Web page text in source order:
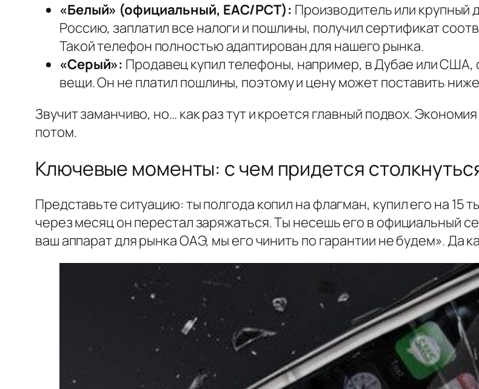
«Белый» (официальный, ЕАС/РСТ): Производитель или крупный
Россию, заплатил все налоги и пошлины, получил сертификат
Такой телефон полностью адаптирован для нашего рынка.
«Серый»: Продавец купил телефоны, например, в Дубае или США,
вещи. Он не платил пошлины, поэтому и цену может поставить
Звучит заманчиво, но… как раз тут и кроется главный подвох.
потом.
Ключевые моменты: с чем придется
Представьте ситуацию: ты полгода копил на флагман, купил его на
через месяц он перестал заряжаться. Ты несешь его в официальный
ваш аппарат для рынка ОАЭ, мы его чинить по гарантии не будем». Да